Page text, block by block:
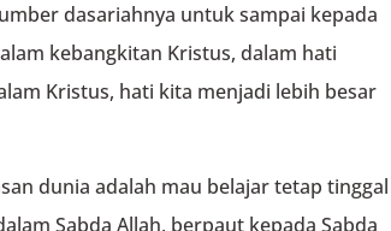
dasariahnya untuk sampai kepada
kebangkitan Kristus, dalam hati
Kristus, hati kita menjadi lebih besar
dunia adalah mau belajar tetap tinggal
Sabda Allah, berpaut kepada Sabda